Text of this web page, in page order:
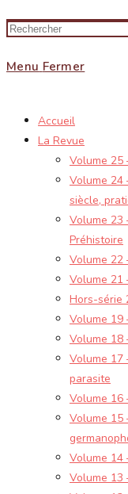
website
Menu Fermer
Accueil
La Revue
Volume 25
Volume 24
siècle,
Volume 23
Préhistoire
Volume 22
Volume 21
Hors-série
Volume 19
Volume 18
Volume 17
parasite
Volume 16
Volume 15
Volume 14
Volume 13